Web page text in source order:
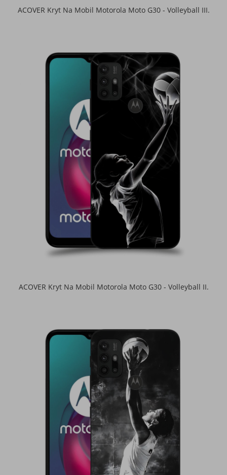
ACOVER Kryt Na Mobil Motorola Moto G30 - Volleyball III.
ACOVER Kryt Na Mobil Motorola Moto G30 - Volleyball II.